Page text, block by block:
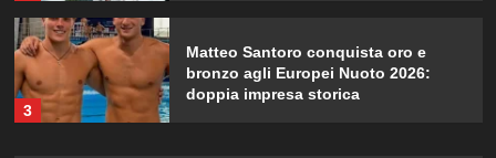
3
Matteo Santoro conquista oro e
bronzo agli Europei Nuoto 2026:
doppia impresa storica